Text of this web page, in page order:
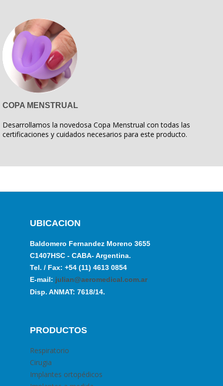
COPA MENSTRUAL
Desarrollamos la novedosa Copa Menstrual con todas las
certificaciones y cuidados necesarios para este producto.
UBICACION
Baldomero Fernandez Moreno 3655
C1407HSC - CABA- Argentina.
Tel. / Fax: +54 (11) 4613 0854
E-mail: julian@aeromedical.com.ar
Disp. ANMAT: 7618/14.
PRODUCTOS
Respiratorio
Cirugia
Implantes ortopédicos